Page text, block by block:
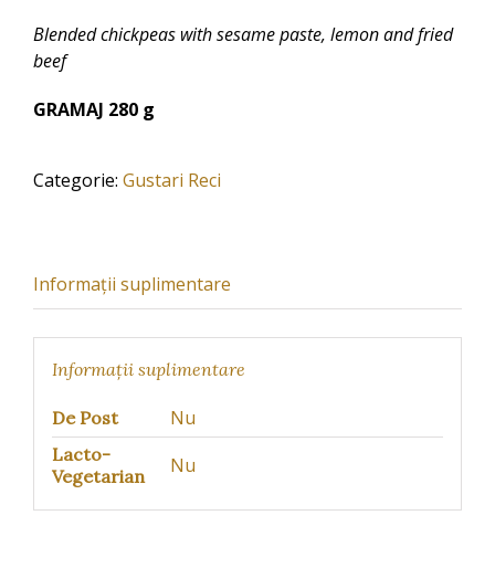
Blended chickpeas with sesame paste, lemon and fried
beef
GRAMAJ 280 g
Categorie: Gustari Reci
Informații suplimentare
Informații suplimentare
De Post Nu
Lacto-
Vegetarian
Nu